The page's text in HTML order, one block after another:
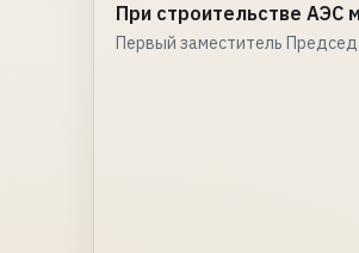
При строительстве АЭС
Первый заместитель